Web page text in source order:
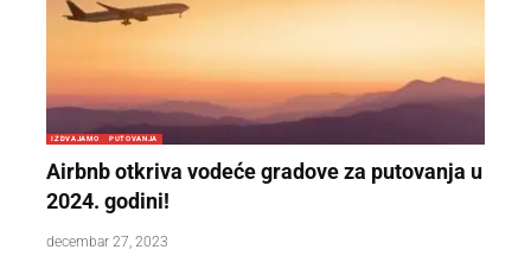
IZDVAJAMO PUTOVANJA
Airbnb otkriva vodeće gradove za putovanja u
2024. godini!
decembar 27, 2023